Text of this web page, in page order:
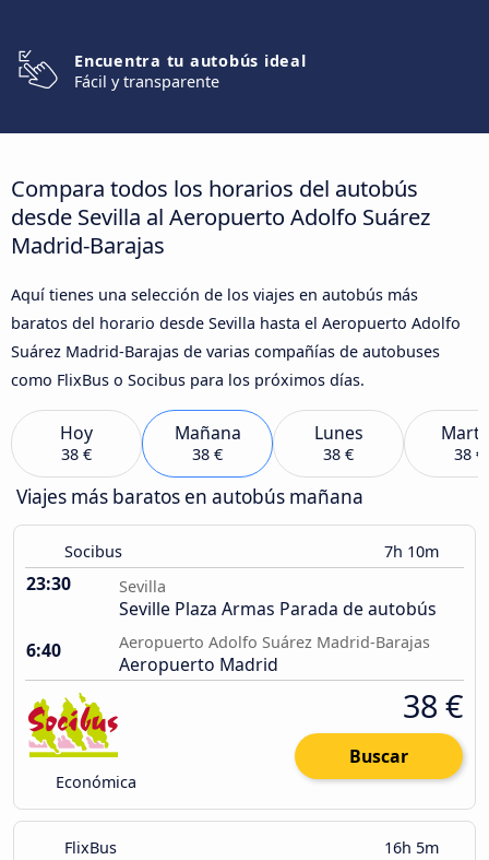
Encuentra tu autobús ideal
Fácil y transparente
Compara todos los horarios del autobús
desde Sevilla al Aeropuerto Adolfo Suárez
Madrid-Barajas
Aquí tienes una selección de los viajes en autobús más
baratos del horario desde Sevilla hasta el Aeropuerto Adolfo
Suárez Madrid-Barajas de varias compañías de autobuses
como FlixBus o Socibus para los próximos días.
Hoy
38 €
Mañana
38 €
Lunes
38 € 38 €
Viajes más baratos en autobús mañana
Socibus 7h 10m
23:30 Sevilla
Seville Plaza Armas Parada de autobús
6:40
Aeropuerto Adolfo Suárez Madrid-Barajas
Aeropuerto Madrid
Económica
38 €
Buscar
FlixBus 16h 5m